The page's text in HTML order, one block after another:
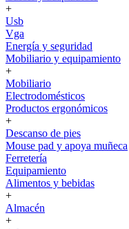
+
Usb
Vga
Energía y seguridad
Mobiliario y equipamiento
+
Mobiliario
Electrodomésticos
Productos ergonómicos
+
Descanso de pies
Mouse pad y apoya muñeca
Ferretería
Equipamiento
Alimentos y bebidas
+
Almacén
+